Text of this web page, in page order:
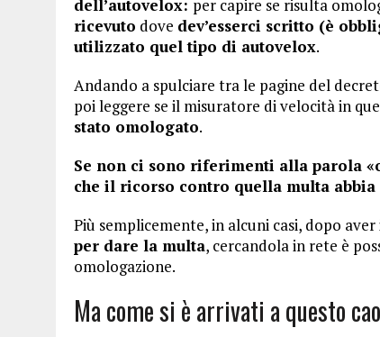
dell’autovelox: per capire se risulta
ricevuto dove dev’esserci scritto (è
utilizzato quel tipo di autovelox.
Andando a spulciare tra le pagine del
poi leggere se il misuratore di velocità in
stato omologato.
Se non ci sono riferimenti alla parola
che il ricorso contro quella multa abbia
Più semplicemente, in alcuni casi, dopo
per dare la multa, cercandola in rete è
omologazione.
Ma come si è arrivati a questo